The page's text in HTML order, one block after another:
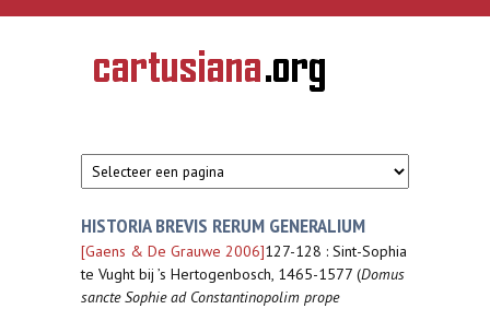
Overslaan en naar de inhoud gaan
CARTUSIANA
Geschiedenis
van de
HISTORIA BREVIS RERUM GENERALIUM
[Gaens & De Grauwe 2006]127-128 : Sint-Sophia
te Vught bij ’s Hertogenbosch, 1465-1577 (Domus
sancte Sophie ad Constantinopolim prope